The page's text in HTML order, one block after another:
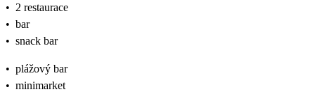
• 2 restaurace
• bar
• snack bar
• plážový bar
• minimarket